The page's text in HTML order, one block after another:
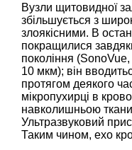
Вузли щитовидної
збільшується з
злоякісними. В
покращилися
покоління
10 мкм); він
протягом деякого
мікропухирці в
навколишньою
Ультразвуковий
Таким чином, ехо